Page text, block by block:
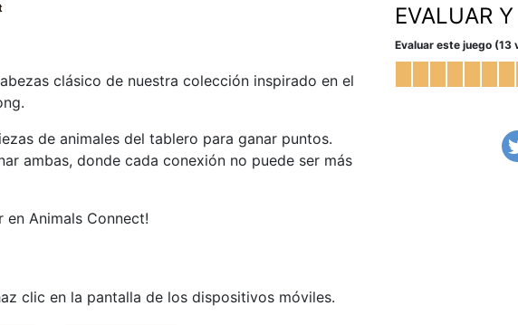
clásico de nuestra colección inspirado en el
de animales del tablero para ganar puntos.
ambas, donde cada conexión no puede ser más
en Animals Connect!
clic en la pantalla de los dispositivos móviles.
EVALUAR
Evaluar este juego (13